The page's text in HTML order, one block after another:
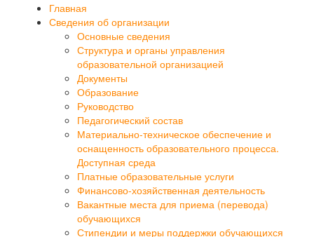
Главная
Сведения об организации
Основные сведения
Структура и органы управления
образовательной организацией
Документы
Образование
Руководство
Педагогический состав
Материально-техническое обеспечение и
оснащенность образовательного процесса.
Доступная среда
Платные образовательные услуги
Финансово-хозяйственная деятельность
Вакантные места для приема (перевода)
обучающихся
Стипендии и меры поддержки обучающихся